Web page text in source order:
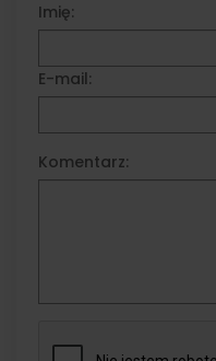
Imię:
E-mail:
Komentarz: